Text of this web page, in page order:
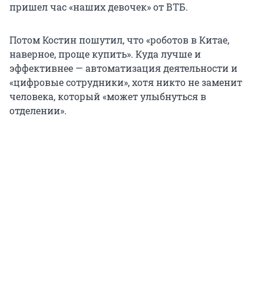
пришел час «наших девочек» от ВТБ.
Потом Костин пошутил, что «роботов в Китае,
наверное, проще купить». Куда лучше и
эффективнее — автоматизация деятельности и
«цифровые сотрудники», хотя никто не заменит
человека, который «может улыбнуться в
отделении».